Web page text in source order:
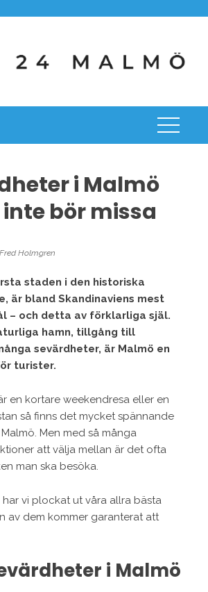
i Malmö
bör missa
Fred Holmgren
staden i den historiska
är bland Skandinaviens mest
– och detta av förklarliga själ.
hamn, tillgång till
sevärdheter, är Malmö en
turister.
en kortare weekendresa eller en
så finns det mycket spännande
Men med så många
att välja mellan är det ofta
man ska besöka.
har vi plockat ut våra allra bästa
av dem kommer garanterat att
i Malmö